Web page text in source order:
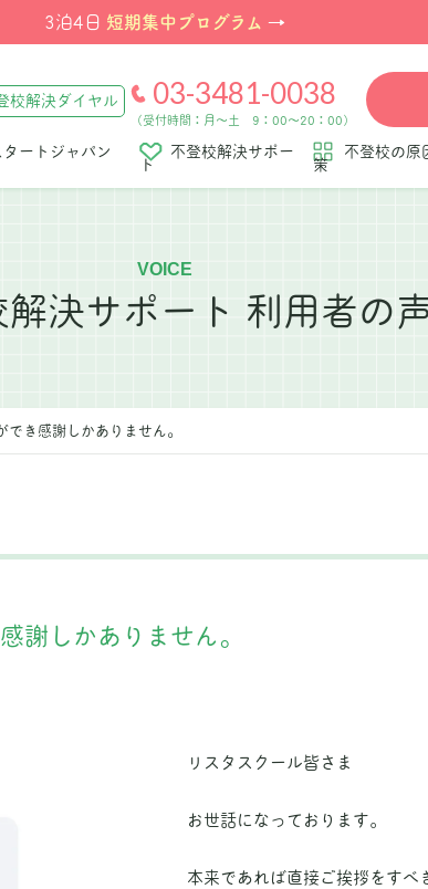
3泊4日 短期集中プログラム →
校解決ダイヤル 03-3481-0038
（受付時間：月～土 9：00～20：00）
ートジャパン 不登校解決サポー
ト
不登校の原
策
VOICE
決サポート 利用者の
き感謝しかありません。
謝しかありません。
リスタスクール皆さま
お世話になっております。
本来であれば直接ご挨拶をす